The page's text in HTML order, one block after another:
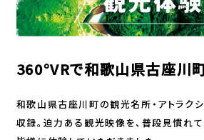
360°VRで和歌山県古座川
和歌山県古座川町の観光名所・アトラク
収録。迫力ある観光映像を、普段見慣れ